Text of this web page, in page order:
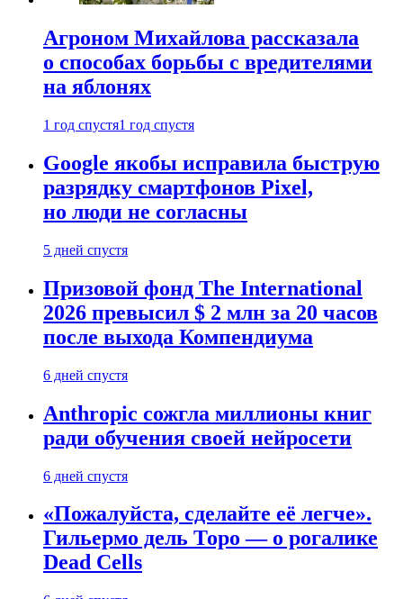
Агроном Михайлова рассказала
о способах борьбы с вредителями
на яблонях
1 год спустя1 год спустя
Google якобы исправила быструю
разрядку смартфонов Pixel,
но люди не согласны
5 дней спустя
Призовой фонд The International
2026 превысил $ 2 млн за 20 часов
после выхода Компендиума
6 дней спустя
Anthropic сожгла миллионы книг
ради обучения своей нейросети
6 дней спустя
«Пожалуйста, сделайте её легче».
Гильермо дель Торо — о рогалике
Dead Cells